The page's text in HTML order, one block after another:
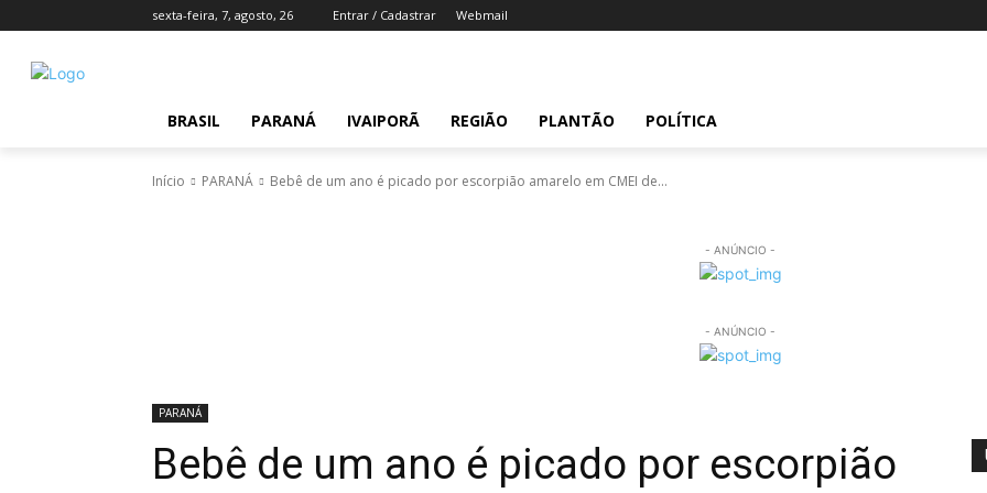
sexta-feira, 7, agosto, 26 Entrar / Cadastrar Webmail
BRASIL PARANÁ IVAIPORÃ REGIÃO PLANTÃO POLÍTICA
Início PARANÁ Bebê de um ano é picado por escorpião amarelo em CMEI de...
- ANÚNCIO -
- ANÚNCIO -
PARANÁ
Bebê de um ano é picado por escorpião